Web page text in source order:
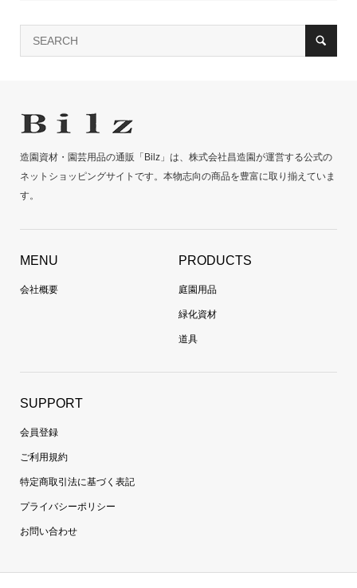
造園資材・園芸用品の通販「Bilz」は、株式会社昌造園が運営する公式の
ネットショッピングサイトです。本物志向の商品を豊富に取り揃えていま
す。
MENU
会社概要
PRODUCTS
庭園用品
緑化資材
道具
SUPPORT
会員登録
ご利用規約
特定商取引法に基づく表記
プライバシーポリシー
お問い合わせ